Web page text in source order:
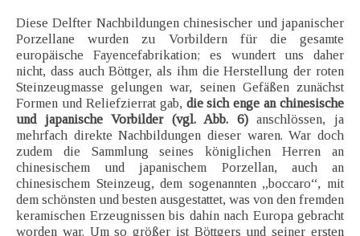
Diese Delfter Nachbildungen chinesischer und japanischer
Porzellane wurden zu Vorbildern für die gesamte
europäische Fayencefabrikation; es wundert uns daher
nicht, dass auch Böttger, als ihm die Herstellung der roten
Steinzeugmasse gelungen war, seinen Gefäßen zunächst
Formen und Reliefzierrat gab, die sich enge an chinesische
und japanische Vorbilder (vgl. Abb. 6)anschlössen, ja
mehrfach direkte Nachbildungen dieser waren. War doch
zudem die Sammlung seines königlichen Herren an
chinesischem und japanischem Porzellan, auch an
chinesischem Steinzeug, dem sogenannten „boccaro“, mit
dem schönsten und besten ausgestattet, was von den fremden
keramischen Erzeugnissen bis dahin nach Europa gebracht
worden war. Um so größer ist Böttgers und seiner ersten